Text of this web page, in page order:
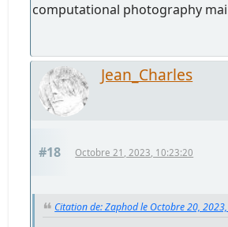
computational photography
Jean_Charles
#18 Octobre 21, 2023, 10:23:20
Citation de: Zaphod le Octobre 20,